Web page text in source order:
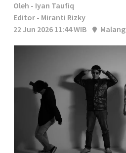
Oleh - Iyan Taufiq
Editor - Miranti Rizky
22 Jun 2026 11:44 WIB
Malang